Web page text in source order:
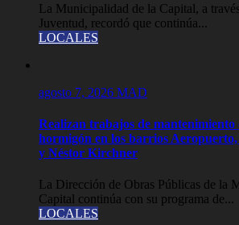
La Municipalidad de la Capital, a
Juventud, recordó que continúa...
LOCALES
agosto 7, 2026 MAD
Realizan trabajos de mantenimiento
hormigón en los barrios
y Néstor Kirchner
La Dirección de Obras Públicas de la
Capital continúa con su programa de...
LOCALES